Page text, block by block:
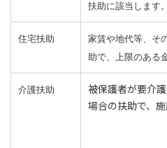
扶助に該当します。
住宅扶助
家賃や地代等、そ
助で、上限のある
介護扶助
被保護者が要介
場合の扶助で、